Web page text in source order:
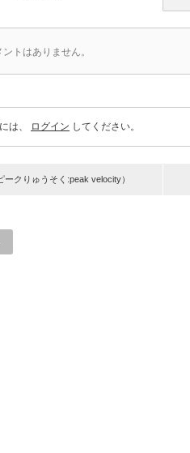
トはありません。
は、 ログイン してください。
ークりゅうそく:peak velocity）